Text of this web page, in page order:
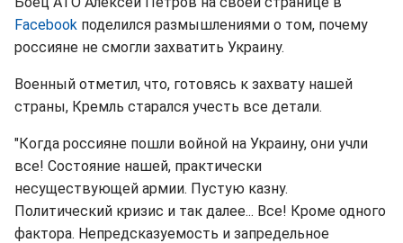
Facebook поделился размышлениями о том, почему
россияне не смогли захватить Украину.
Военный отметил, что, готовясь к захвату нашей
страны, Кремль старался учесть все детали.
"Когда россияне пошли войной на Украину, они учли
все! Состояние нашей, практически
несуществующей армии. Пустую казну.
Политический кризис и так далее... Все! Кроме одного
фактора. Непредсказуемость и запредельное